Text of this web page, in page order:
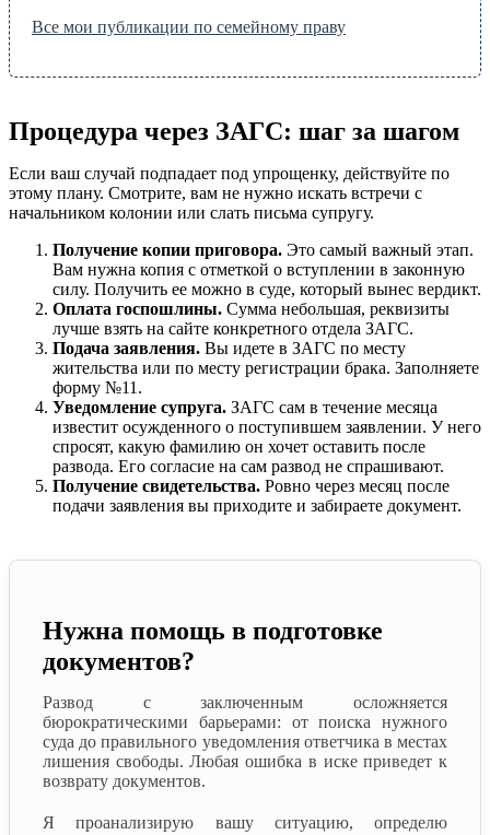
Все мои публикации по семейному праву
Процедура через ЗАГС: шаг за шагом
Если ваш случай подпадает под упрощенку, действуйте по
этому плану. Смотрите, вам не нужно искать встречи с
начальником колонии или слать письма супругу.
Получение копии приговора. Это самый важный этап.
Вам нужна копия с отметкой о вступлении в законную
силу. Получить ее можно в суде, который вынес вердикт.
Оплата госпошлины. Сумма небольшая, реквизиты
лучше взять на сайте конкретного отдела ЗАГС.
Подача заявления. Вы идете в ЗАГС по месту
жительства или по месту регистрации брака. Заполняете
форму №11.
Уведомление супруга. ЗАГС сам в течение месяца
известит осужденного о поступившем заявлении. У него
спросят, какую фамилию он хочет оставить после
развода. Его согласие на сам развод не спрашивают.
Получение свидетельства. Ровно через месяц после
подачи заявления вы приходите и забираете документ.
Нужна помощь в подготовке
документов?
Развод с заключенным осложняется
бюрократическими барьерами: от поиска нужного
суда до правильного уведомления ответчика в местах
лишения свободы. Любая ошибка в иске приведет к
возврату документов.
Я проанализирую вашу ситуацию, определю